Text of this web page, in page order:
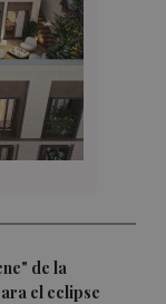
de la
el eclipse